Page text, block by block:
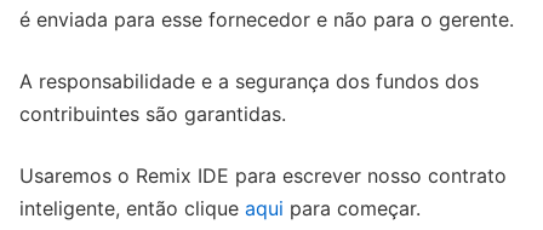
é enviada para esse fornecedor e não para o gerente.
A responsabilidade e a segurança dos fundos dos
contribuintes são garantidas.
Usaremos o Remix IDE para escrever nosso contrato
inteligente, então clique aqui para começar.